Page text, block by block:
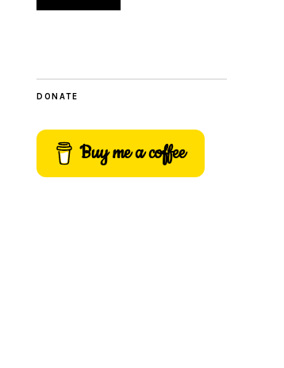
DONATE
Buy me a coffee